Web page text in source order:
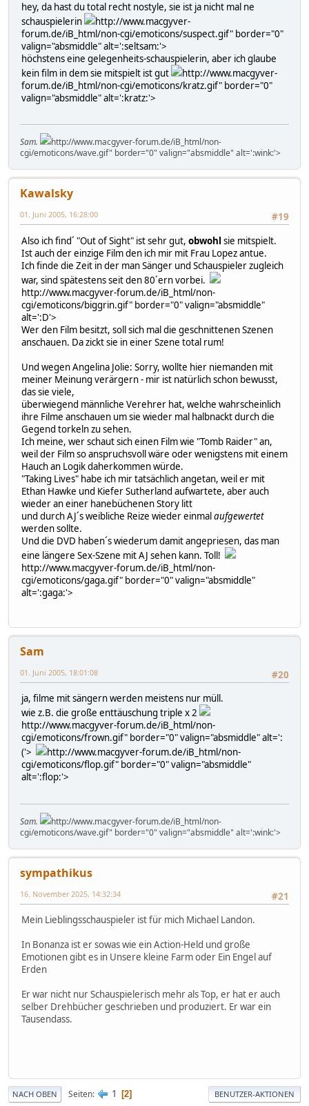
hey, da hast du total recht nostyle, sie ist ja nicht mal ne
schauspielerin
http://www.macgyver-
forum.de/iB_html/non-cgi/emoticons/suspect.gif" border="0"
valign="absmiddle" alt=':seltsam:'>
höchstens eine gelegenheits-schauspielerin, aber ich glaube
kein film in dem sie mitspielt ist gut
http://www.macgyver-
forum.de/iB_html/non-cgi/emoticons/kratz.gif" border="0"
valign="absmiddle" alt=':kratz:'>
Sam.
http://www.macgyver-forum.de/iB_html/non-
cgi/emoticons/wave.gif" border="0" valign="absmiddle" alt=':wink:'>
Kawalsky
#19
01. Juni 2005, 16:28:00
Also ich find´ "Out of Sight" ist sehr gut, obwohl sie mitspielt.
Ist auch der einzige Film den ich mir mit Frau Lopez antue.
Ich finde die Zeit in der man Sänger und Schauspieler zugleich
war, sind spätestens seit den 80´ern vorbei.
http://www.macgyver-forum.de/iB_html/non-
cgi/emoticons/biggrin.gif" border="0" valign="absmiddle"
alt=':D'>
Wer den Film besitzt, soll sich mal die geschnittenen Szenen
anschauen. Da zickt sie in einer Szene total rum!
Und wegen Angelina Jolie: Sorry, wollte hier niemanden mit
meiner Meinung verärgern - mir ist natürlich schon bewusst,
das sie viele,
überwiegend männliche Verehrer hat, welche wahrscheinlich
ihre Filme anschauen um sie wieder mal halbnackt durch die
Gegend torkeln zu sehen.
Ich meine, wer schaut sich einen Film wie "Tomb Raider" an,
weil der Film so anspruchsvoll wäre oder wenigstens mit einem
Hauch an Logik daherkommen würde.
"Taking Lives" habe ich mir tatsächlich angetan, weil er mit
Ethan Hawke und Kiefer Sutherland aufwartete, aber auch
wieder an einer hanebüchenen Story litt
und durch AJ´s weibliche Reize wieder einmalaufgewertet
werden sollte.
Und die DVD haben´s wiederum damit angepriesen, das man
eine längere Sex-Szene mit AJ sehen kann. Toll!
http://www.macgyver-forum.de/iB_html/non-
cgi/emoticons/gaga.gif" border="0" valign="absmiddle"
alt=':gaga:'>
Sam
#20
01. Juni 2005, 18:01:08
ja, filme mit sängern werden meistens nur müll.
wie z.B. die große enttäuschung triple x 2
http://www.macgyver-forum.de/iB_html/non-
cgi/emoticons/frown.gif" border="0" valign="absmiddle" alt=':
('>
http://www.macgyver-forum.de/iB_html/non-
cgi/emoticons/flop.gif" border="0" valign="absmiddle"
alt=':flop:'>
Sam.
http://www.macgyver-forum.de/iB_html/non-
cgi/emoticons/wave.gif" border="0" valign="absmiddle" alt=':wink:'>
sympathikus
#21
16. November 2025, 14:32:34
Mein Lieblingsschauspieler ist für mich Michael Landon.
In Bonanza ist er sowas wie ein Action-Held und große
Emotionen gibt es in Unsere kleine Farm oder Ein Engel auf
Erden
Er war nicht nur Schauspielerisch mehr als Top, er hat er auch
selber Drehbücher geschrieben und produziert. Er war ein
Tausendass.
NACH OBEN Seiten 1 2 BENUTZER-AKTIONEN